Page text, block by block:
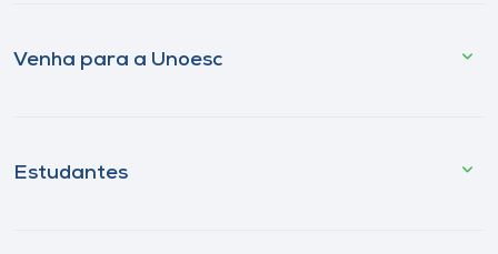
Venha para a Unoesc
Estudantes